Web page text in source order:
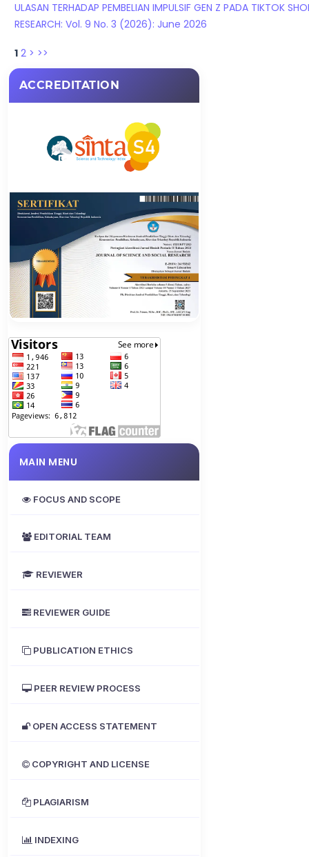
ULASAN TERHADAP PEMBELIAN IMPULSIF GEN Z PADA TIKTOK
RESEARCH: Vol. 9 No. 3 (2026): June 2026
1 2 > >>
ACCREDITATION
MAIN MENU
FOCUS AND SCOPE
EDITORIAL TEAM
REVIEWER
REVIEWER GUIDE
PUBLICATION ETHICS
PEER REVIEW PROCESS
OPEN ACCESS STATEMENT
COPYRIGHT AND LICENSE
PLAGIARISM
INDEXING